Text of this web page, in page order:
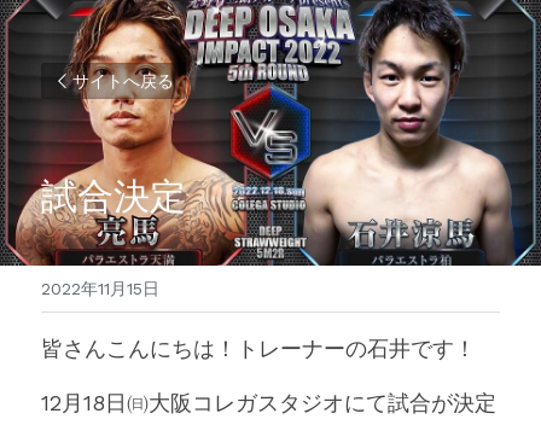
サイトへ戻る
試合決定
2022年11月15日
皆さんこんにちは！トレーナーの石井です！
12月18日㈰大阪コレガスタジオにて試合が決定